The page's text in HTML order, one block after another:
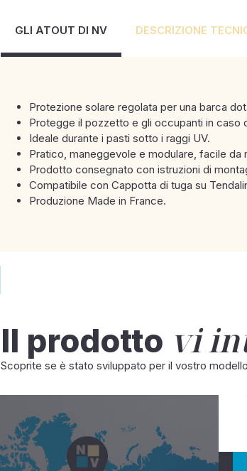
GLI ATOUT DI NV DESCRIZIONE
Protezione solare regolata per una barca
Protegge il pozzetto e gli occupanti in caso
Ideale durante i pasti sotto i raggi UV.
Pratico, maneggevole e modulare, facile da
Prodotto consegnato con istruzioni di
Compatibile con Cappotta di tuga su
Produzione Made in France.
Il prodotto vi
Scoprite se è stato sviluppato per il vostro